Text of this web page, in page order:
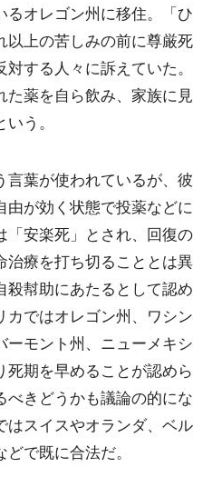
るオレゴン州に移住。「ひ
以上の苦しみの前に尊厳死
する人々に訴えていた。
た薬を自ら飲み、家族に見
う。
言葉が使われているが、彼
由が効く状態で投薬などに
「安楽死」とされ、回復の
治療を打ち切ることとは異
殺幇助にあたるとして認め
カではオレゴン州、ワシン
ーモント州、ニューメキシ
死期を早めることが認めら
べきどうかも議論の的にな
はスイスやオランダ、ベル
で既に合法だ。